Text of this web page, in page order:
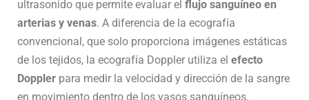
ultrasonido que permite evaluar el flujo sanguíneo en
arterias y venas. A diferencia de la ecografía
convencional, que solo proporciona imágenes estáticas
de los tejidos, la ecografía Doppler utiliza el efecto
Doppler para medir la velocidad y dirección de la sangre
en movimiento dentro de los vasos sanguíneos.